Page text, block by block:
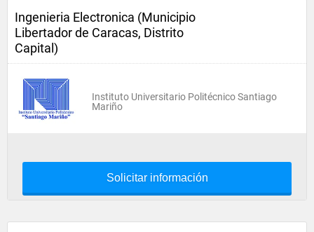
Ingenieria Electronica (Municipio
Libertador de Caracas, Distrito
Capital)
Instituto Universitario Politécnico Santiago
Mariño
Solicitar información